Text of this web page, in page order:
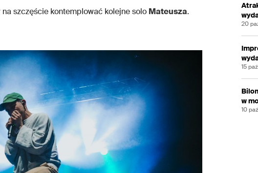
szczęście kontemplować kolejne solo Mateusza.
20
15
w
10